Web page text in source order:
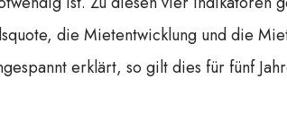
die Mietentwicklung und die
erklärt, so gilt dies für fünf